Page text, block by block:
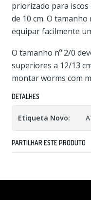
priorizado para
de 10 cm. O
equipar facilmente
O tamanho nº 2/0
superiores a 12/13
montar worms com
DETALHES
Etiqueta Novo:
PARTILHAR ESTE PRODUTO